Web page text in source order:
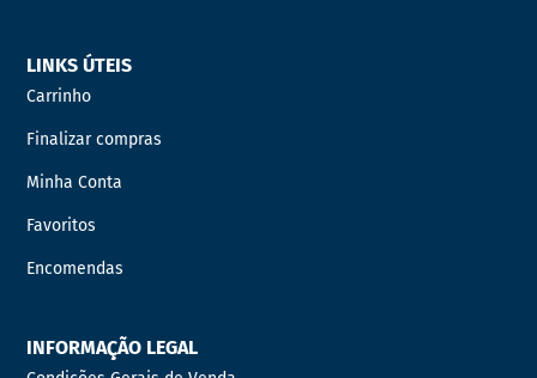
LINKS ÚTEIS
Carrinho
Finalizar compras
Minha Conta
Favoritos
Encomendas
INFORMAÇÃO LEGAL